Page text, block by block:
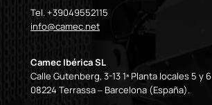
Tel. +39049552115
info@camec.net
Camec Ibérica SL
Calle Gutenberg, 3-13 1ª Planta locales 5 y 6
08224 Terrassa – Barcelona (España).